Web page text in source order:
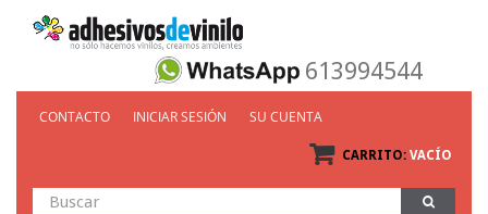
613994544
CONTACTO INICIAR SESIÓN SU CUENTA
CARRITO: VACÍO